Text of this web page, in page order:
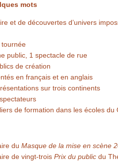
mots
et de découvertes d’univers
tournée
public, 1 spectacle de rue
de création
en français et en anglais
sur trois continents
de formation dans les écoles du
du Masque de la mise en scène
de vingt-trois Prix du public du